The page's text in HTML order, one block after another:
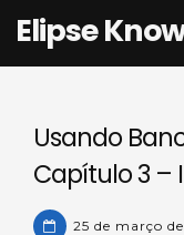
Elipse
Usando
Capítulo 3 –
25 de março